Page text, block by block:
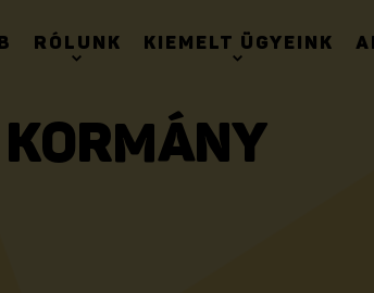
RÓLUNK KIEMELT ÜGYEINK
KORMÁNY